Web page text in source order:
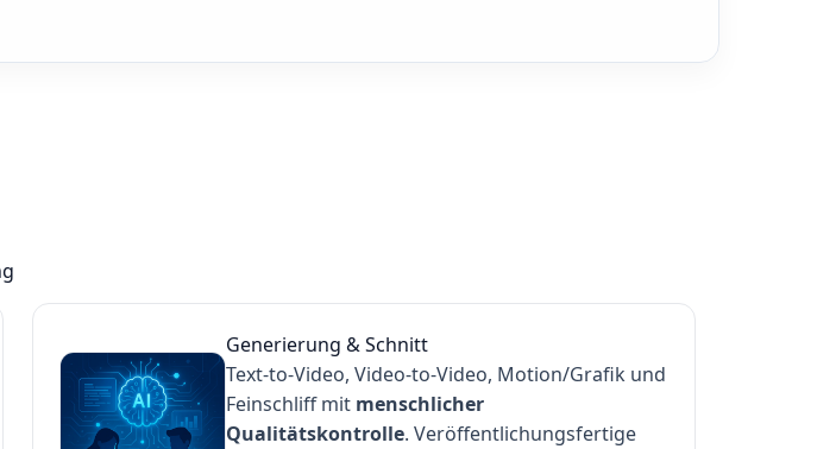
Generierung & Schnitt
Text-to-Video, Video-to-Video, Motion/Grafik und
Feinschliff mit menschlicher
Qualitätskontrolle. Veröffentlichungsfertige